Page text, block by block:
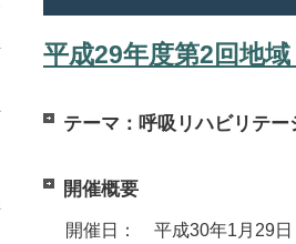
平成29年度第2回地
テーマ：呼吸リハビリテ
開催概要
開催日： 平成30年1月29日